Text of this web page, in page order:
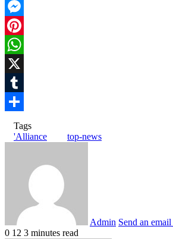
Facebook
Messenger
Pinterest
WhatsApp
X
Tumblr
Share
Tags
'Alliance
top-news
Admin Send an email
0 12 3 minutes read